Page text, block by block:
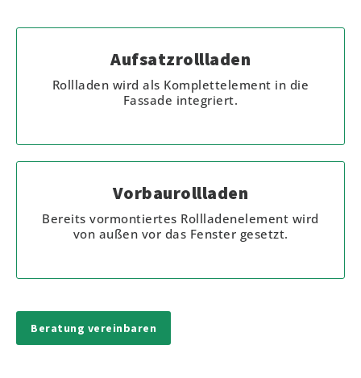
Aufsatzrollladen
Rollladen wird als Komplettelement in die
Fassade integriert.
Vorbaurollladen
Bereits vormontiertes Rollladenelement wird
von außen vor das Fenster gesetzt.
Beratung vereinbaren